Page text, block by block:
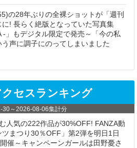
の28年ぶりの全裸ショットが「週刊
に! 長らく絶版となっていた写真集
-」もデジタル限定で発売～「今の私
う声に調子にのってしまいました
セスランキング
30～2026-08-06集計分
人気の222作品が30%OFF! FANZA動
まつり30％OFF」第2弾を明日1日
催～キャンペーンガールは田野憂さ